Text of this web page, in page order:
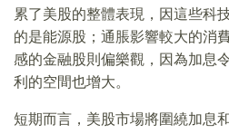
累了美股的整體表現，因這些科
的是能源股；通脹影響較大的消
感的金融股則偏樂觀，因為加息
利的空間也增大。
短期而言，美股市場將圍繞加息